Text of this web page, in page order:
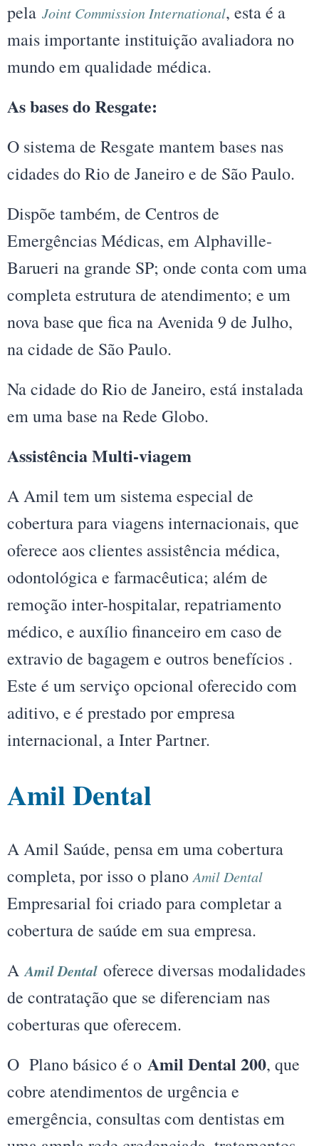
pela Joint Commission International, esta é a
mais importante instituição avaliadora no
mundo em qualidade médica.
As bases do Resgate:
O sistema de Resgate mantem bases nas
cidades do Rio de Janeiro e de São Paulo.
Dispõe também, de Centros de
Emergências Médicas, em Alphaville-
Barueri na grande SP; onde conta com uma
completa estrutura de atendimento; e um
nova base que fica na Avenida 9 de Julho,
na cidade de São Paulo.
Na cidade do Rio de Janeiro, está instalada
em uma base na Rede Globo.
Assistência Multi-viagem
A Amil tem um sistema especial de
cobertura para viagens internacionais, que
oferece aos clientes assistência médica,
odontológica e farmacêutica; além de
remoção inter-hospitalar, repatriamento
médico, e auxílio financeiro em caso de
extravio de bagagem e outros benefícios .
Este é um serviço opcional oferecido com
aditivo, e é prestado por empresa
internacional, a Inter Partner.
Amil Dental
A Amil Saúde, pensa em uma cobertura
completa, por isso o planoAmil Dental
Empresarial foi criado para completar a
cobertura de saúde em sua empresa.
A Amil Dental oferece diversas modalidades
de contratação que se diferenciam nas
coberturas que oferecem.
O Plano básico é o Amil Dental 200, que
cobre atendimentos de urgência e
emergência, consultas com dentistas em